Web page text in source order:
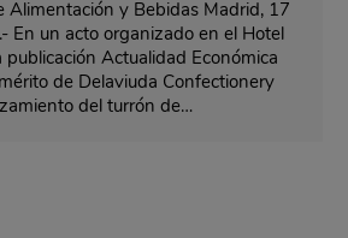
Alimentación y Bebidas Madrid, 17
En un acto organizado en el Hotel
publicación Actualidad Económica
de Delaviuda Confectionery
del turrón de…